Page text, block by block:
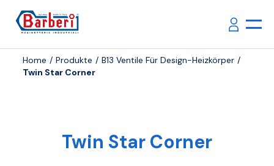
Home Produkte
B13 Ventile Für Design-Heizkörper
Twin Star Corner
Twin Star Corner